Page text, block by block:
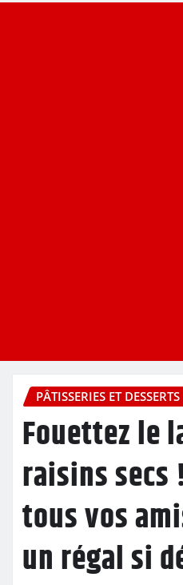
PÂTISSERIES ET DESSERTS
Fouettez le
raisins secs
tous vos
un régal si